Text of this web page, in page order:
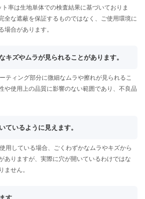
率は生地単体での検査結果に基づいておりま
全な遮蔽を保証するものではなく、ご使用環境に
場合があります。
キズやムラが見られることがあります。
ティング部分に微細なムラや擦れが見られるこ
や使用上の品質に影響のない範囲であり、不良品
ているように見えます。
用している場合、ごくわずかなムラやキズから
ありますが、実際に穴が開いているわけではな
ません。